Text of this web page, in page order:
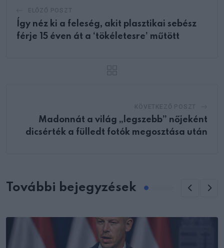
Így néz ki a feleség, akit plasztikai sebész
férje 15 éven át a ‘tökéletesre’ műtött
Madonnát a világ „legszebb” nőjeként
dicsérték a fülledt fotók megosztása után
További bejegyzések